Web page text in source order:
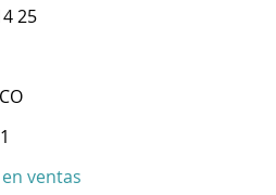
25
ventas